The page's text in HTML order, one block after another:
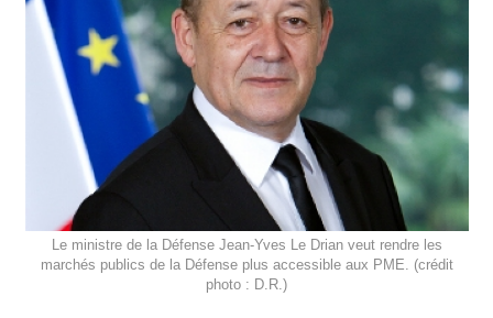
Le ministre de la Défense Jean-Yves Le Drian veut rendre les
marchés publics de la Défense plus accessible aux PME. (crédit
photo : D.R.)